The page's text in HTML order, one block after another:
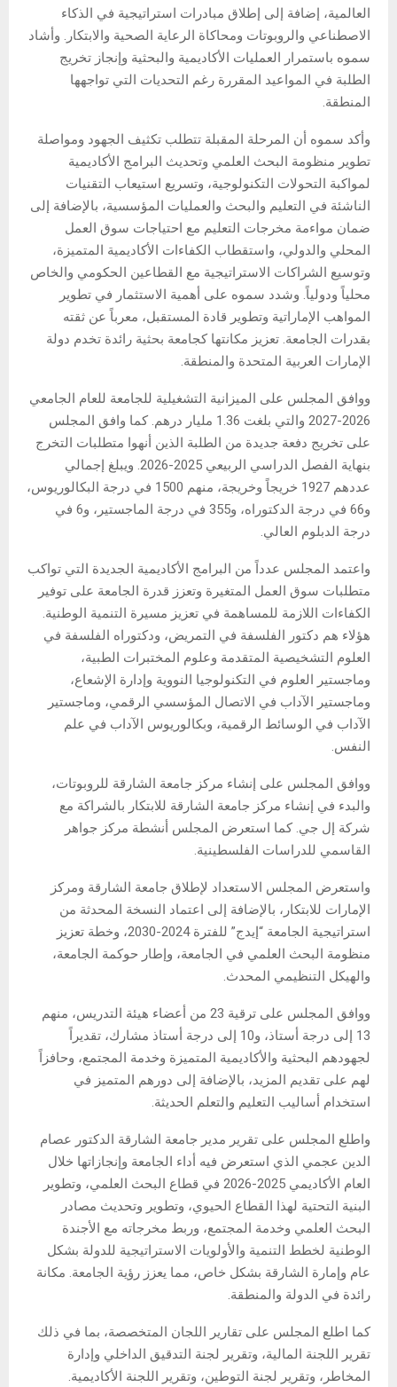
العالمية، إضافة إلى إطلاق مبادرات استراتيجية في الذكاء
الاصطناعي والروبوتات ومحاكاة الرعاية الصحية والابتكار. وأشاد
سموه باستمرار العمليات الأكاديمية والبحثية وإنجاز تخريج
الطلبة في المواعيد المقررة رغم التحديات التي تواجهها
المنطقة.
وأكد سموه أن المرحلة المقبلة تتطلب تكثيف الجهود ومواصلة
تطوير منظومة البحث العلمي وتحديث البرامج الأكاديمية
لمواكبة التحولات التكنولوجية، وتسريع استيعاب التقنيات
الناشئة في التعليم والبحث والعمليات المؤسسية، بالإضافة إلى
ضمان مواءمة مخرجات التعليم مع احتياجات سوق العمل
المحلي والدولي، واستقطاب الكفاءات الأكاديمية المتميزة،
وتوسيع الشراكات الاستراتيجية مع القطاعين الحكومي والخاص
محلياً ودولياً. وشدد سموه على أهمية الاستثمار في تطوير
المواهب الإماراتية وتطوير قادة المستقبل، معرباً عن ثقته
بقدرات الجامعة. تعزيز مكانتها كجامعة بحثية رائدة تخدم دولة
الإمارات العربية المتحدة والمنطقة.
ووافق المجلس على الميزانية التشغيلية للجامعة للعام الجامعي
2026-2027 والتي بلغت 1.36 مليار درهم. كما وافق المجلس
على تخريج دفعة جديدة من الطلبة الذين أنهوا متطلبات التخرج
بنهاية الفصل الدراسي الربيعي 2025-2026. ويبلغ إجمالي
عددهم 1927 خريجاً وخريجة، منهم 1500 في درجة البكالوريوس،
و66 في درجة الدكتوراه، و355 في درجة الماجستير، و6 في
درجة الدبلوم العالي.
واعتمد المجلس عدداً من البرامج الأكاديمية الجديدة التي تواكب
متطلبات سوق العمل المتغيرة وتعزز قدرة الجامعة على توفير
الكفاءات اللازمة للمساهمة في تعزيز مسيرة التنمية الوطنية.
هؤلاء هم دكتور الفلسفة في التمريض، ودكتوراه الفلسفة في
العلوم التشخيصية المتقدمة وعلوم المختبرات الطبية،
وماجستير العلوم في التكنولوجيا النووية وإدارة الإشعاع،
وماجستير الآداب في الاتصال المؤسسي الرقمي، وماجستير
الآداب في الوسائط الرقمية، وبكالوريوس الآداب في علم
النفس.
ووافق المجلس على إنشاء مركز جامعة الشارقة للروبوتات،
والبدء في إنشاء مركز جامعة الشارقة للابتكار بالشراكة مع
شركة إل جي. كما استعرض المجلس أنشطة مركز جواهر
القاسمي للدراسات الفلسطينية.
واستعرض المجلس الاستعداد لإطلاق جامعة الشارقة ومركز
الإمارات للابتكار، بالإضافة إلى اعتماد النسخة المحدثة من
استراتيجية الجامعة “إيدج” للفترة 2024-2030، وخطة تعزيز
منظومة البحث العلمي في الجامعة، وإطار حوكمة الجامعة،
والهيكل التنظيمي المحدث.
ووافق المجلس على ترقية 23 من أعضاء هيئة التدريس، منهم
13 إلى درجة أستاذ، و10 إلى درجة أستاذ مشارك، تقديراً
لجهودهم البحثية والأكاديمية المتميزة وخدمة المجتمع، وحافزاً
لهم على تقديم المزيد، بالإضافة إلى دورهم المتميز في
استخدام أساليب التعليم والتعلم الحديثة.
واطلع المجلس على تقرير مدير جامعة الشارقة الدكتور عصام
الدين عجمي الذي استعرض فيه أداء الجامعة وإنجازاتها خلال
العام الأكاديمي 2025-2026 في قطاع البحث العلمي، وتطوير
البنية التحتية لهذا القطاع الحيوي، وتطوير وتحديث مصادر
البحث العلمي وخدمة المجتمع، وربط مخرجاته مع الأجندة
الوطنية لخطط التنمية والأولويات الاستراتيجية للدولة بشكل
عام وإمارة الشارقة بشكل خاص، مما يعزز رؤية الجامعة. مكانة
رائدة في الدولة والمنطقة.
كما اطلع المجلس على تقارير اللجان المتخصصة، بما في ذلك
تقرير اللجنة المالية، وتقرير لجنة التدقيق الداخلي وإدارة
المخاطر، وتقرير لجنة التوطين، وتقرير اللجنة الأكاديمية.